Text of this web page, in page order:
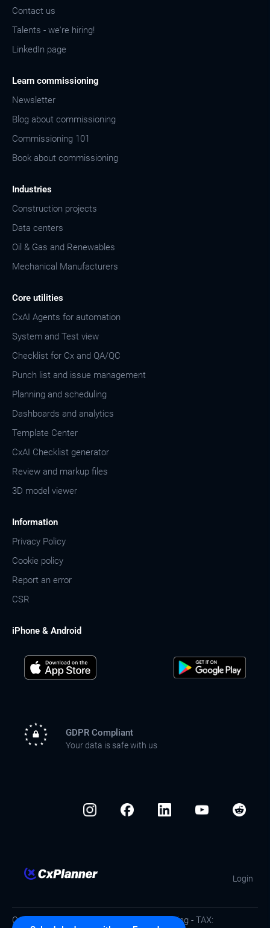
Contact us
Talents - we're hiring!
LinkedIn page
Learn commissioning
Newsletter
Blog about commissioning
Commissioning 101
Book about commissioning
Industries
Construction projects
Data centers
Oil & Gas and Renewables
Mechanical Manufacturers
Core utilities
CxAI Agents for automation
System and Test view
Checklist for Cx and QA/QC
Punch list and issue management
Planning and scheduling
Dashboards and analytics
Template Center
CxAI Checklist generator
Review and markup files
3D model viewer
Information
Privacy Policy
Cookie policy
Report an error
CSR
iPhone & Android
GDPR Compliant
Your data is safe with us
Login
Copyright © CxPlanner ApS / Commissioning - TAX: